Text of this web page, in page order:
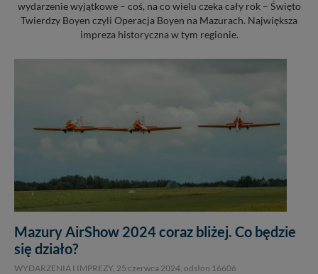
wydarzenie wyjątkowe – coś, na co wielu czeka cały rok – Święto
Twierdzy Boyen czyli Operacja Boyen na Mazurach. Największa
impreza historyczna w tym regionie.
Mazury AirShow 2024 coraz bliżej. Co będzie
się działo?
WYDARZENIA I IMPREZY, 25 czerwca 2024 , odsłon 16606